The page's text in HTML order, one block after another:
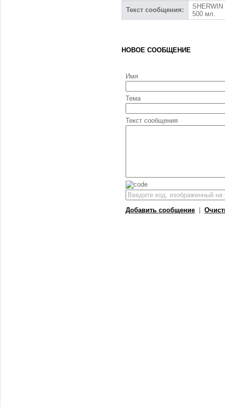
Текст сообщения:
SHERWIN
500 мл.
НОВОЕ СООБЩЕНИЕ
Имя
Тема
Текст сообщения
Добавить сообщение